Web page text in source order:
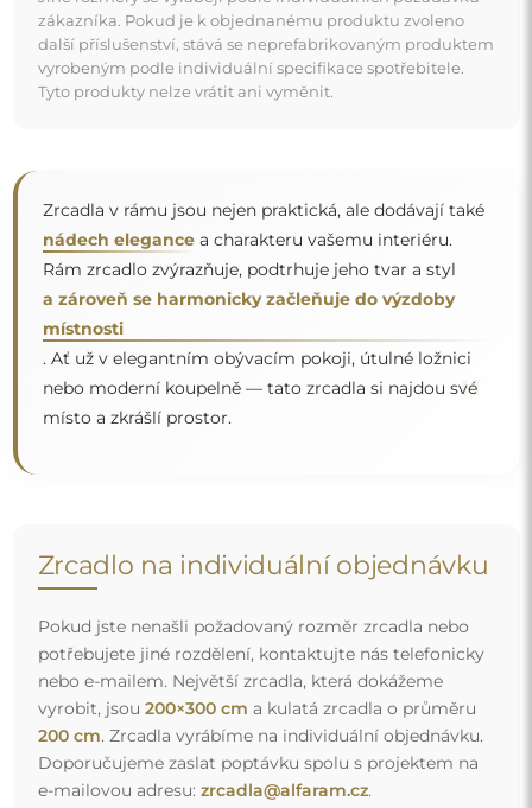
zákazníka. Pokud je k objednanému produktu zvoleno
další příslušenství, stává se neprefabrikovaným produktem
vyrobeným podle individuální specifikace spotřebitele.
Tyto produkty nelze vrátit ani vyměnit.
Zrcadla v rámu jsou nejen praktická, ale dodávají také
nádech elegancea charakteru vašemu interiéru.
Rám zrcadlo zvýrazňuje, podtrhuje jeho tvar a styl
a zároveň se harmonicky začleňuje do výzdoby
místnosti
. Ať už v elegantním obývacím pokoji, útulné ložnici
nebo moderní koupelně — tato zrcadla si najdou své
místo a zkrášlí prostor.
"
Zrcadlo na individuální objednávku
Pokud jste nenašli požadovaný rozměr zrcadla nebo
potřebujete jiné rozdělení, kontaktujte nás telefonicky
nebo e-mailem. Největší zrcadla, která dokážeme
vyrobit, jsou 200×300 cm a kulatá zrcadla o průměru
200 cm. Zrcadla vyrábíme na individuální objednávku.
Doporučujeme zaslat poptávku spolu s projektem na
e-mailovou adresu: zrcadla@alfaram.cz.